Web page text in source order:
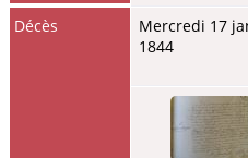
Décès
Mercredi 17
1844